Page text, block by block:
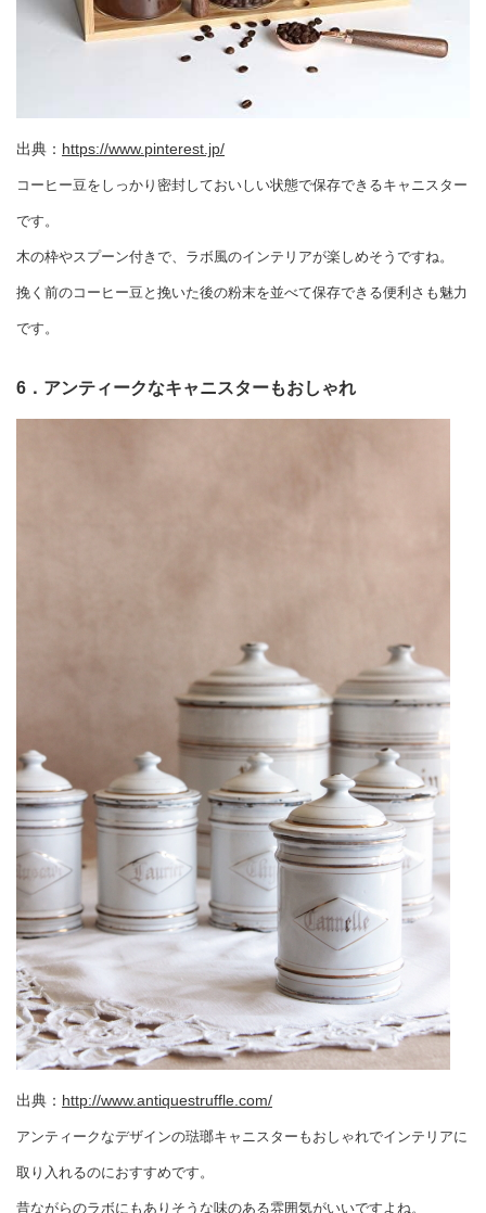
出典： https://www.pinterest.jp/
コーヒー豆をしっかり密封しておいしい状態で保存できるキャニスター
です。
木の枠やスプーン付きで、ラボ風のインテリアが楽しめそうですね。
挽く前のコーヒー豆と挽いた後の粉末を並べて保存できる便利さも魅力
です。
6．アンティークなキャニスターもおしゃれ
出典： http://www.antiquestruffle.com/
アンティークなデザインの琺瑯キャニスターもおしゃれでインテリアに
取り入れるのにおすすめです。
昔ながらのラボにもありそうな味のある雰囲気がいいですよね。